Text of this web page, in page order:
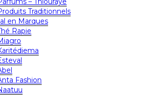
Traditionnels
en Marques
Rapie
Fashion